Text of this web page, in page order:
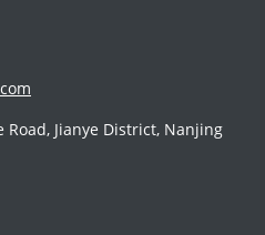
Road, Jianye District, Nanjing